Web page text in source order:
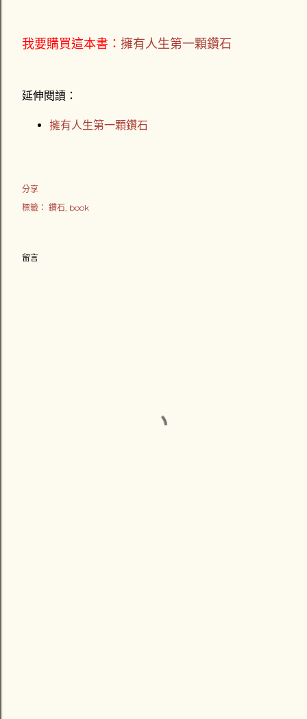
我要購買這本書： 擁有人生第一顆鑽石
延伸閱讀：
擁有人生第一顆鑽石
分享
標籤： 鑽石 book
留言